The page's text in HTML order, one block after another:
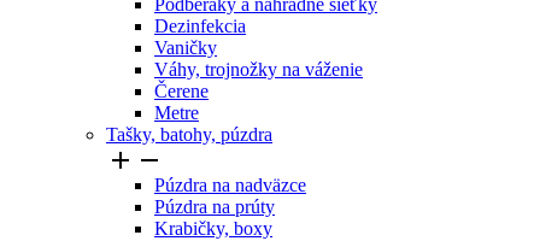
Podberáky a náhradné sieťky
Dezinfekcia
Vaničky
Váhy, trojnožky na váženie
Čerene
Metre
Tašky, batohy, púzdra
 
Púzdra na nadväzce
Púzdra na prúty
Krabičky, boxy